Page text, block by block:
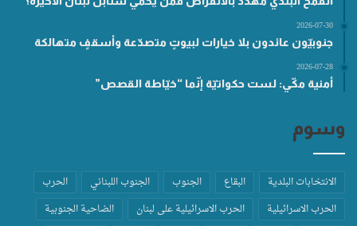
2026-07-30
جنوبيّون عائدون بلا خيارات لبيوتٍ متصدّعة وأسقفٍ متهالكة
2026-07-28
أمنية مكّي: لست حكواتيّة إنّما “خيّاطة القصص”
وسوم
الانتخابات البلدية البقاع الجنوب الجنوب اللبناني
الحرب
الحرب الاسرائيلية
الحرب الاسرائيلية على لبنان
الضاحية الجنوبية